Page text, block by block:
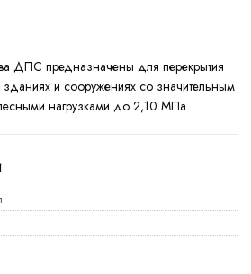
ДПС предназначены для перекрытия
и сооружениях со значительным
нагрузками до 2,10 МПа.